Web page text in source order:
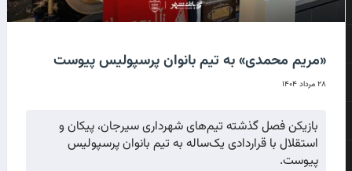
«مریم محمدی» به تیم بانوان پرسپولیس پیوست
۲۸ مرداد ۱۴۰۴
بازیکن فصل گذشته تیم‌های شهرداری سیرجان، پیکان و
استقلال با قراردادی یک‌ساله به تیم بانوان پرسپولیس
پیوست.